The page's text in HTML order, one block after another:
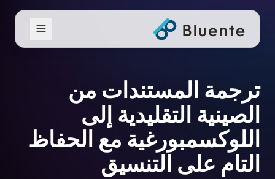
ترجمة المستندات من
الصينية التقليدية إلى
اللوكسمبورغية مع الحفاظ
التام على التنسيق